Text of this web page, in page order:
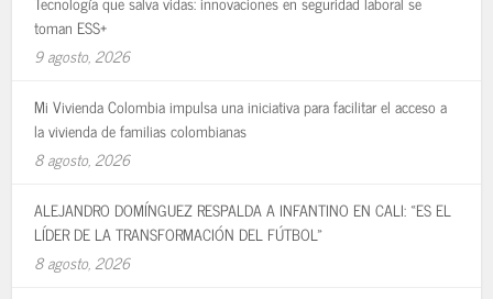
toman ESS+
9 agosto, 2026
Mi Vivienda Colombia impulsa una iniciativa para facilitar el acceso a
la vivienda de familias colombianas
8 agosto, 2026
ALEJANDRO DOMÍNGUEZ RESPALDA A INFANTINO EN CALI: «ES EL
LÍDER DE LA TRANSFORMACIÓN DEL FÚTBOL»
8 agosto, 2026